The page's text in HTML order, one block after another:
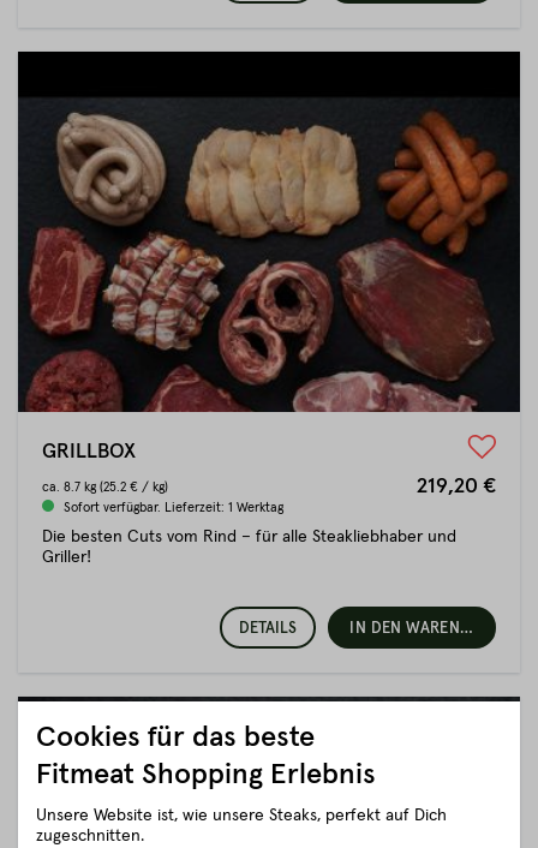
GRILLBOX
ca. 8.7 kg (25.2 € / kg) 219,20 €
Sofort verfügbar. Lieferzeit: 1 Werktag
Die besten Cuts vom Rind – für alle Steakliebhaber und
Griller!
DETAILS IN DEN WARENKORB
Cookies für das beste
Fitmeat Shopping Erlebnis
Unsere Website ist, wie unsere Steaks, perfekt auf Dich
zugeschnitten.